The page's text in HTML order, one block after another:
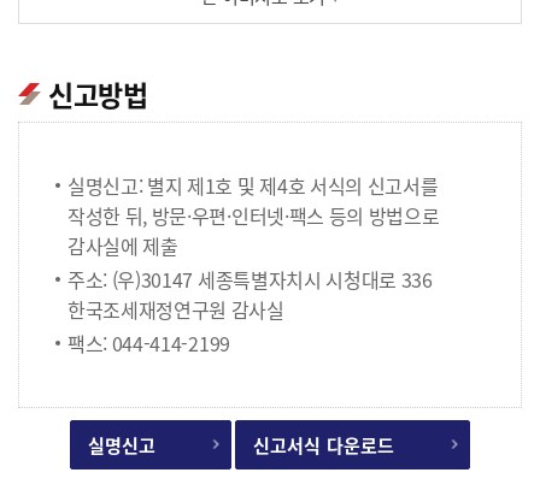
신고방법
실명신고: 별지 제1호 및 제4호 서식의 신고서를
작성한 뒤, 방문·우편·인터넷·팩스 등의 방법으로
감사실에 제출
주소: (우)30147 세종특별자치시 시청대로 336
한국조세재정연구원 감사실
팩스: 044-414-2199
실명신고 신고서식 다운로드